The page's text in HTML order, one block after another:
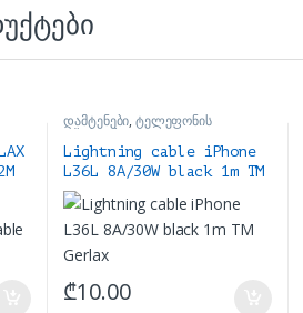
დამტენები, ტელეფონის
აქსესუარი
Lightning cable iPhone
L36L 8A/30W black 1m TM
Gerlax
₾10.00